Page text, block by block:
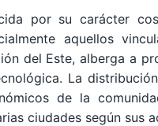
por su carácter
aquellos
del Este, alberga a
La
de la
ciudades según sus